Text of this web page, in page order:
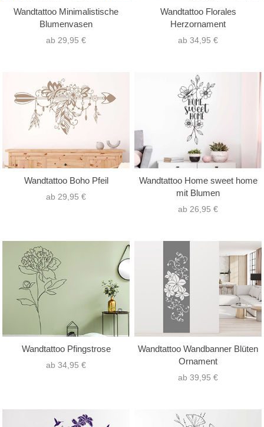
Wandtattoo Minimalistische
Blumenvasen
ab 29,95 €
Wandtattoo Florales
Herzornament
ab 34,95 €
Wandtattoo Boho Pfeil
ab 29,95 €
Wandtattoo Home sweet home
mit Blumen
ab 26,95 €
Wandtattoo Pfingstrose
ab 34,95 €
Wandtattoo Wandbanner Blüten
Ornament
ab 39,95 €